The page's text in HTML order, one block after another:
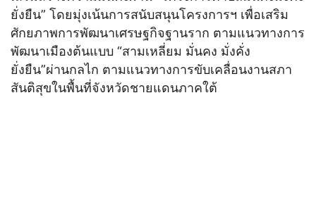
ยั่งยืน” โดยมุ่งเน้นการสนับสนุนโครงการฯ เพื่อเสริม
ศักยภาพการพัฒนาเศรษฐกิจฐานราก ตามแนวทางการ
พัฒนาเมืองต้นแบบ “สามเหลี่ยม มั่นคง มั่งคั่ง
ยั่งยืน”ผ่านกลไก ตามแนวทางการขับเคลื่อนงานสภา
สันติสุขในพื้นที่จังหวัดชายแดนภาคใต้